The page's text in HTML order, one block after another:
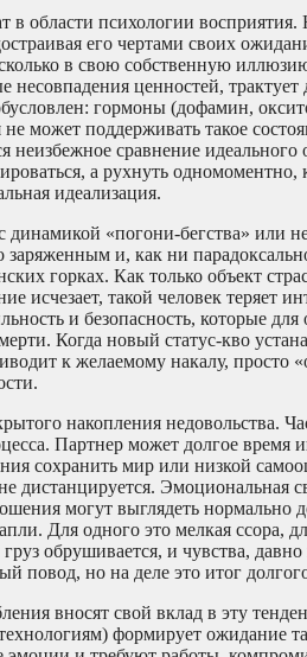
в области психологии
его чертами своих
в свою собственную
несовпадения ценностей,
гормоны (дофамин,
может поддерживать такое
неизбежное сравнение
а рухнуть
идеализация.
динамикой «погони-бегства» или
и, как ни
горках. Как только объект
исчезает, такой человек теряет
и безопасность, которые
Когда новый статус-кво
к желаемому накалу, просто
накопления недовольства.
Партнер может долгое время
сохранить мир или низкой
дистанцируется. Эмоциональная
могут выглядеть нормально
Для одного это мелкая
обрушивается, и чувства,
повод, но на деле это итог
вносят свой вклад в эту
формирует ожидание